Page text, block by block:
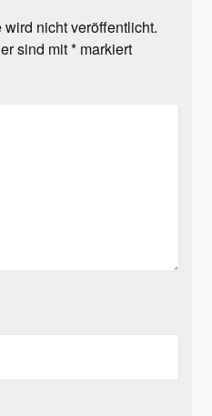
nicht veröffentlicht.
sind mit*markiert